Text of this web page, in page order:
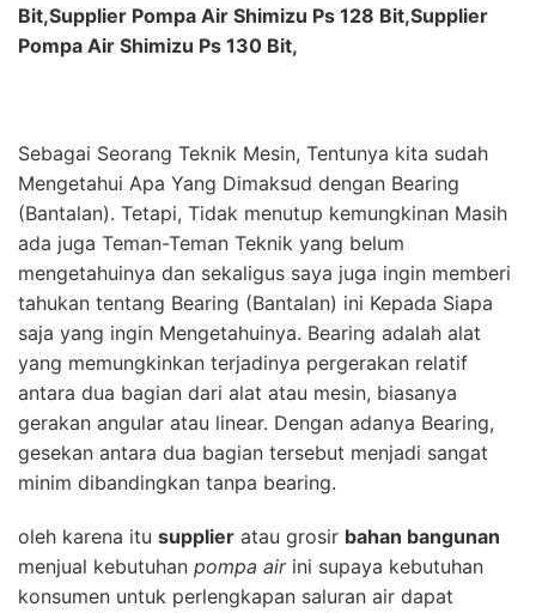
Bit,Supplier Pompa Air Shimizu Ps 128 Bit,Supplier
Pompa Air Shimizu Ps 130 Bit,
Sebagai Seorang Teknik Mesin, Tentunya kita sudah
Mengetahui Apa Yang Dimaksud dengan Bearing
(Bantalan). Tetapi, Tidak menutup kemungkinan Masih
ada juga Teman-Teman Teknik yang belum
mengetahuinya dan sekaligus saya juga ingin memberi
tahukan tentang Bearing (Bantalan) ini Kepada Siapa
saja yang ingin Mengetahuinya. Bearing adalah alat
yang memungkinkan terjadinya pergerakan relatif
antara dua bagian dari alat atau mesin, biasanya
gerakan angular atau linear. Dengan adanya Bearing,
gesekan antara dua bagian tersebut menjadi sangat
minim dibandingkan tanpa bearing.
oleh karena itu supplier atau grosir bahan bangunan
menjual kebutuhan pompa air ini supaya kebutuhan
konsumen untuk perlengkapan saluran air dapat